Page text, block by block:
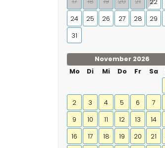
24
25 26 27 28 29
31
November 2026
Mo
Di Mi Do Fr Sa
2
3 4 5 6 7
9
10 11 12 13 14
16
17 18 19 20 21